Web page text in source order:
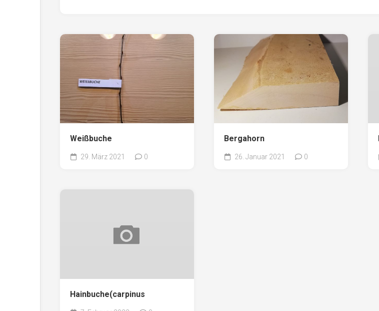
Weißbuche
29. März 2021 0
Bergahorn
26. Januar 2021 0
Hainbuche(carpinus